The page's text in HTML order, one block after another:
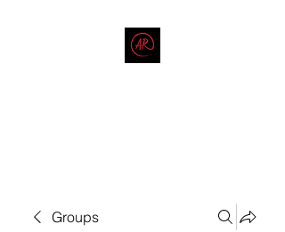
Groups